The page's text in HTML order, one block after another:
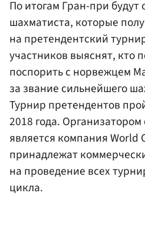
По итогам Гран-при
шахматиста, которые
на претендентский
участников выяснят, кто
поспорить с норвежцем
за звание сильнейшего
Турнир претендентов
2018 года.
является компания World
принадлежат
на проведение всех
цикла.